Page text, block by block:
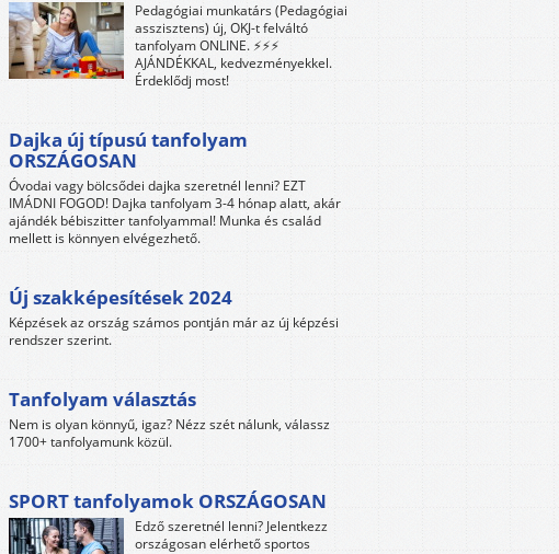
Pedagógiai munkatárs (Pedagógiai
asszisztens) új, OKJ-t felváltó
tanfolyam ONLINE. ⚡⚡⚡
AJÁNDÉKKAL, kedvezményekkel.
Érdeklődj most!
Dajka új típusú tanfolyam
ORSZÁGOSAN
Óvodai vagy bölcsődei dajka szeretnél lenni? EZT
IMÁDNI FOGOD! Dajka tanfolyam 3-4 hónap alatt, akár
ajándék bébiszitter tanfolyammal! Munka és család
mellett is könnyen elvégezhető.
Új szakképesítések 2024
Képzések az ország számos pontján már az új képzési
rendszer szerint.
Tanfolyam választás
Nem is olyan könnyű, igaz? Nézz szét nálunk, válassz
1700+ tanfolyamunk közül.
SPORT tanfolyamok ORSZÁGOSAN
Edző szeretnél lenni? Jelentkezz
országosan elérhető sportos